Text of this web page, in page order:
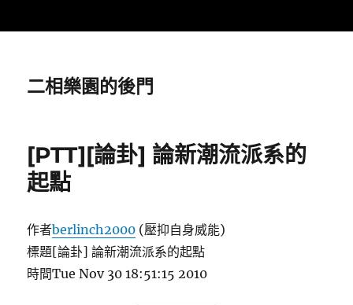
二相樂園的後門
[PTT][論卦] 論新潮流派系的
起點
作者berlinch2000 (壓抑自身威能)
標題[論卦] 論新潮流派系的起點
時間Tue Nov 30 18:51:15 2010